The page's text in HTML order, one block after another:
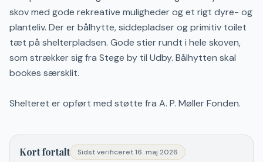
skov med gode rekreative muligheder og et rigt dyre- og
planteliv. Der er bålhytte, siddepladser og primitiv toilet
tæt på shelterpladsen. Gode stier rundt i hele skoven,
som strækker sig fra Stege by til Udby. Bålhytten skal
bookes særsklit.
Shelteret er opført med støtte fra A. P. Møller Fonden.
Kort fortalt Sidst verificeret16. maj 2026